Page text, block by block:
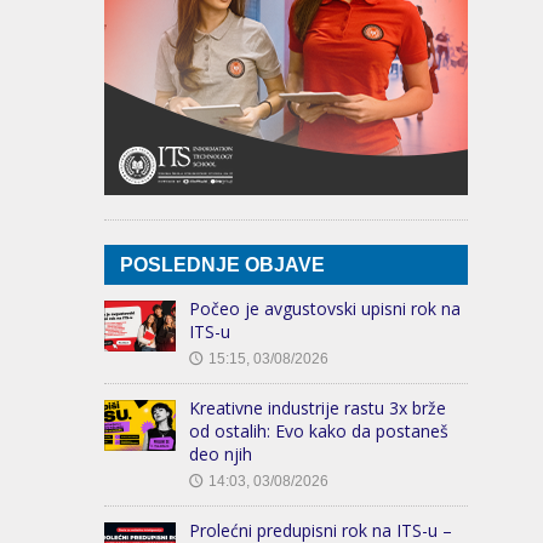
POSLEDNJE OBJAVE
Počeo je avgustovski upisni rok na
ITS-u
🕔 15:15, 03/08/2026
Kreativne industrije rastu 3x brže
od ostalih: Evo kako da postaneš
deo njih
🕔 14:03, 03/08/2026
Prolećni predupisni rok na ITS-u –